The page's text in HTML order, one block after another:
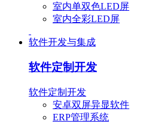
室内单双色LED屏
室内全彩LED屏
软件开发与集成
软件定制开发
软件定制开发
安卓双屏异显软件
ERP管理系统